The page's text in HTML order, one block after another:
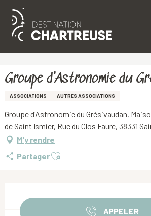
Aller
principal
Groupe d'Astronomie du
ASSOCIATIONS AUTRES ASSOCIATIONS
Groupe d'Astronomie du Grésivaudan,
de Saint Ismier, Rue du Clos Faure, 38331
M'y rendre
PartagerAjouter aux favoris
APPELER